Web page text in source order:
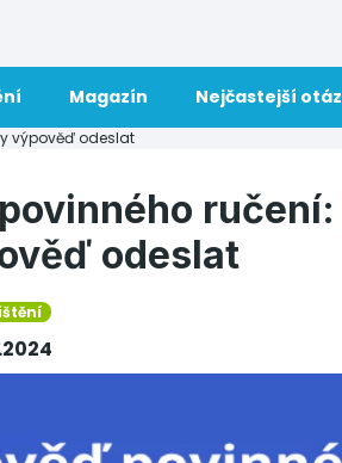
Magazín Nejčastejší
výpověď odeslat
odeslat